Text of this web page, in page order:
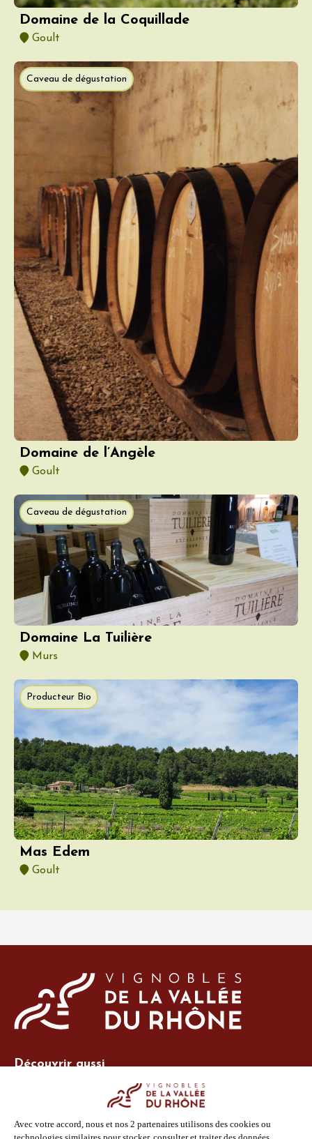
Domaine de la Coquillade
Goult
Caveau de dégustation
Domaine de l’Angèle
Goult
Caveau de dégustation
Domaine La Tuilière
Murs
Producteur Bio
Mas Edem
Goult
Découvrir aussi
Espace adhérent
Espace presse